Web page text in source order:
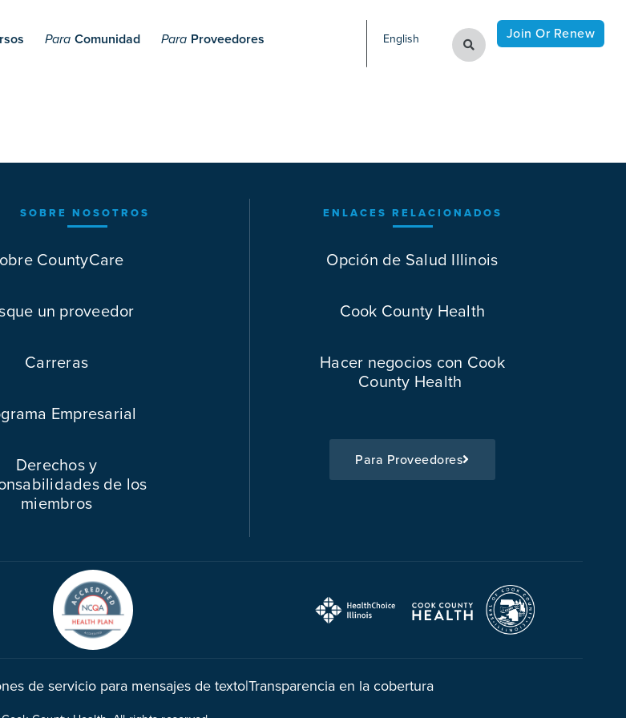
Para Comunidad Para Proveedores English Join Or Renew
SOBRE NOSOTROS
CountyCare
un proveedor
Carreras
Empresarial
Derechos y
de los
miembros
ENLACES RELACIONADOS
Opción de Salud Illinois
Cook County Health
Hacer negocios con Cook
County Health
Para Proveedores
de servicio para mensajes de texto|Transparencia en la cobertura